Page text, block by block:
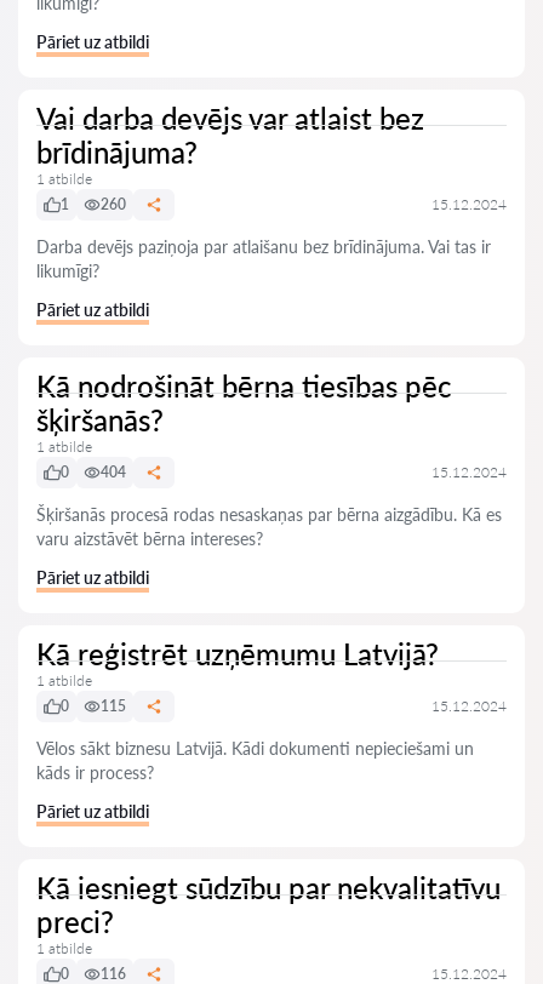
Pāriet uz atbildi
Vai darba devējs var atlaist bez
brīdinājuma?
1 atbilde
1
260 15.12.2024
Darba devējs paziņoja par atlaišanu bez brīdinājuma. Vai tas ir
likumīgi?
Pāriet uz atbildi
Kā nodrošināt bērna tiesības pēc
šķiršanās?
1 atbilde
0
404 15.12.2024
Šķiršanās procesā rodas nesaskaņas par bērna aizgādību. Kā es
varu aizstāvēt bērna intereses?
Pāriet uz atbildi
Kā reģistrēt uzņēmumu Latvijā?
1 atbilde
0
115 15.12.2024
Vēlos sākt biznesu Latvijā. Kādi dokumenti nepieciešami un
kāds ir process?
Pāriet uz atbildi
Kā iesniegt sūdzību par nekvalitatīvu
preci?
1 atbilde
0
116 15.12.2024